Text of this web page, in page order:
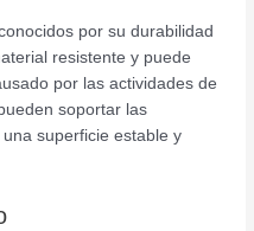
por su durabilidad
resistente y puede
por las actividades de
soportar las
superficie estable y